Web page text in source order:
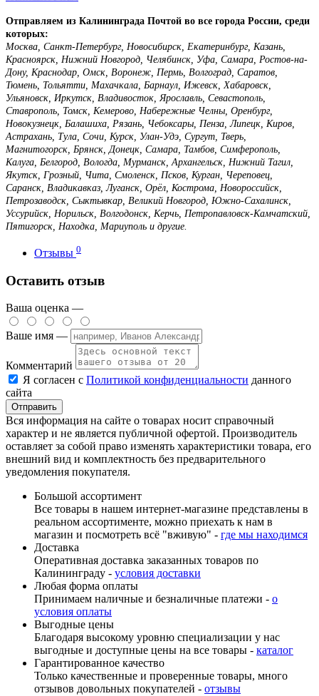
Отправляем из Калининграда Почтой во все города России, среди
которых:
Москва, Санкт-Петербург, Новосибирск, Екатеринбург, Казань,
Красноярск, Нижний Новгород, Челябинск, Уфа, Самара, Ростов-на-
Дону, Краснодар, Омск, Воронеж, Пермь, Волгоград, Саратов,
Тюмень, Тольятти, Махачкала, Барнаул, Ижевск, Хабаровск,
Ульяновск, Иркутск, Владивосток, Ярославль, Севастополь,
Ставрополь, Томск, Кемерово, Набережные Челны, Оренбург,
Новокузнецк, Балашиха, Рязань, Чебоксары, Пенза, Липецк, Киров,
Астрахань, Тула, Сочи, Курск, Улан-Удэ, Сургут, Тверь,
Магнитогорск, Брянск, Донецк, Самара, Тамбов, Симферополь,
Калуга, Белгород, Вологда, Мурманск, Архангельск, Нижний Тагил,
Якутск, Грозный, Чита, Смоленск, Псков, Курган, Череповец,
Саранск, Владикавказ, Луганск, Орёл, Кострома, Новороссийск,
Петрозаводск, Сыктывкар, Великий Новгород, Южно-Сахалинск,
Уссурийск, Норильск, Волгодонск, Керчь, Петропавловск-Камчатский,
Пятигорск, Находка, Мариуполь и другие.
Отзывы 0
Оставить отзыв
Ваша оценка —
Ваше имя —
Комментарий
Я согласен с Политикой конфиденциальности данного
сайта
Вся информация на сайте о товарах носит справочный
характер и не является публичной офертой. Производитель
оставляет за собой право изменять характеристики товара, его
внешний вид и комплектность без предварительного
уведомления покупателя.
Большой ассортимент
Все товары в нашем интернет-магазине представлены в
реальном ассортименте, можно приехать к нам в
магазин и посмотреть всё "вживую" - где мы находимся
Доставка
Оперативная доставка заказанных товаров по
Калининграду - условия доставки
Любая форма оплаты
Принимаем наличные и безналичные платежи - о
условия оплаты
Выгодные цены
Благодаря высокому уровню специализации у нас
выгодные и доступные цены на все товары - каталог
Гарантированное качество
Только качественные и проверенные товары, много
отзывов довольных покупателей - отзывы